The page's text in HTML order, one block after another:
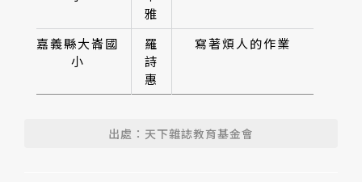
雅
嘉義縣大崙國
小
羅
詩
惠
寫著煩人的作業
出處：天下雜誌教育基金會